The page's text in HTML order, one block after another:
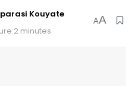
Kouyate
minutes
AA